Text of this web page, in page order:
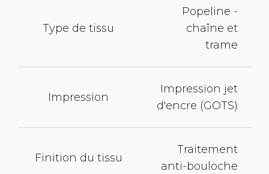
Type de tissu
Popeline -
chaîne et
trame
Impression
Impression jet
d'encre (GOTS)
Finition du tissu
Traitement
anti-bouloche